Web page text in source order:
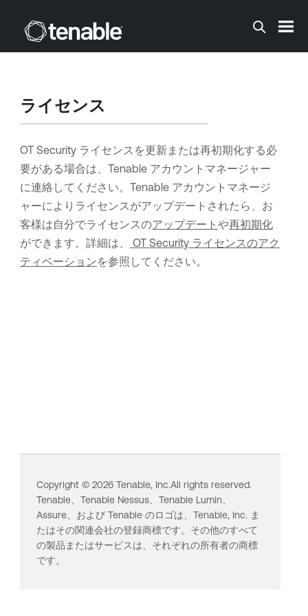
メインコンテンツに移動する
ライセンス
OT Securityライセンスを更新または再初期化する必
要がある場合は、 Tenableアカウントマネージャー
に連絡してください。 Tenableアカウントマネージ
ャーによりライセンスがアップデートされたら、お
客様は自分でライセンスのアップデート や再初期化
ができます。詳細は、
OT Security ライセンスのアク
ティベーションを参照してください。
Copyright © 2026Tenable, Inc.All rights reserved.
Tenable、 Tenable Nessus、 Tenable Lumin、
Assure、および Tenable のロゴは、Tenable, Inc. ま
たはその関連会社の登録商標です。その他のすべて
の製品またはサービスは、それぞれの所有者の商標
です。